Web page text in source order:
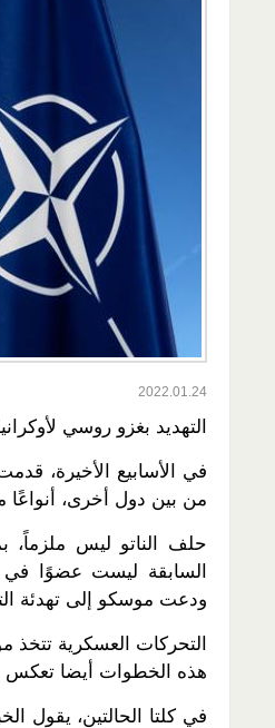
2022.01.24
التهديد بغزو روسي
في الأسابيع الأخيرة،
من بين دول أخرى، أنواعًا
حلف الناتو ليس ملزماً،
السابقة ليست عضوًا
ودعت موسكو إلى تهدئة
التحركات العسكرية
هذه الخطوات أيضا تعكس
في كلتا الحالتين، يقول